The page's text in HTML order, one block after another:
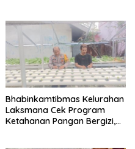
Bhabinkamtibmas Kelurahan
Laksmana Cek Program
Ketahanan Pangan Bergizi,